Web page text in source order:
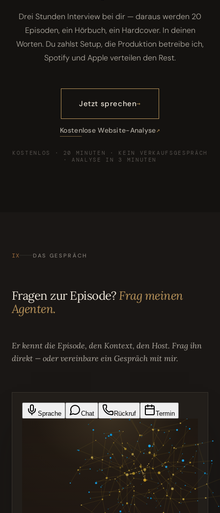
Drei Stunden Interview bei dir — daraus werden 20
Episoden, ein Hörbuch, ein Hardcover. In deinen
Worten. Du zahlst Setup, die Produktion betreibe ich,
Spotify und Apple verteilen den Rest.
Jetzt sprechen
Kostenlose Website-Analyse
KOSTENLOS · 20 MINUTEN · KEIN VERKAUFSGESPRÄCH
· ANALYSE IN 3 MINUTEN
IX DAS GESPRÄCH
Fragen zur Episode?Frag meinen
Agenten.
Er kennt die Episode, den Kontext, den Host. Frag ihn
direkt — oder vereinbare ein Gespräch mit mir.
Sprache Chat Rückruf Termin